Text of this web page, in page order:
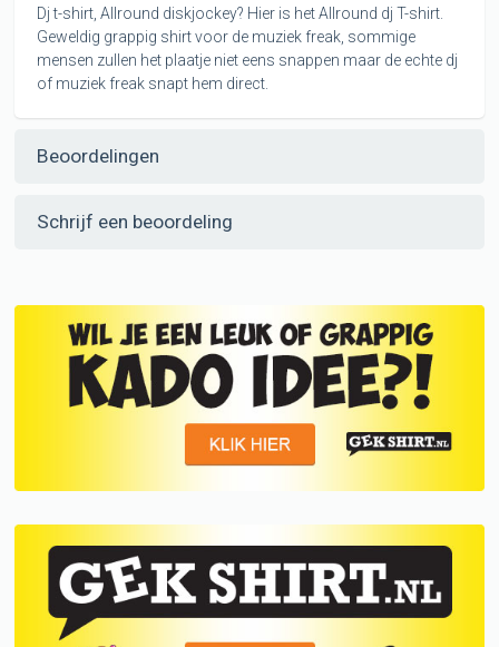
Dj t-shirt, Allround diskjockey? Hier is het Allround dj T-shirt.
Geweldig grappig shirt voor de muziek freak, sommige
mensen zullen het plaatje niet eens snappen maar de echte dj
of muziek freak snapt hem direct.
Beoordelingen
Schrijf een beoordeling